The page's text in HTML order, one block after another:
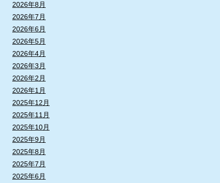
2026年8月
2026年7月
2026年6月
2026年5月
2026年4月
2026年3月
2026年2月
2026年1月
2025年12月
2025年11月
2025年10月
2025年9月
2025年8月
2025年7月
2025年6月